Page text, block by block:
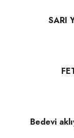
SARI
Bedevi